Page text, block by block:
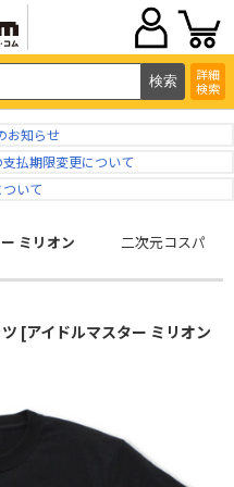
詳細
検索
お知らせ
払期限変更について
いて
ミリオン
二次元コスパ
[アイドルマスター ミリオン